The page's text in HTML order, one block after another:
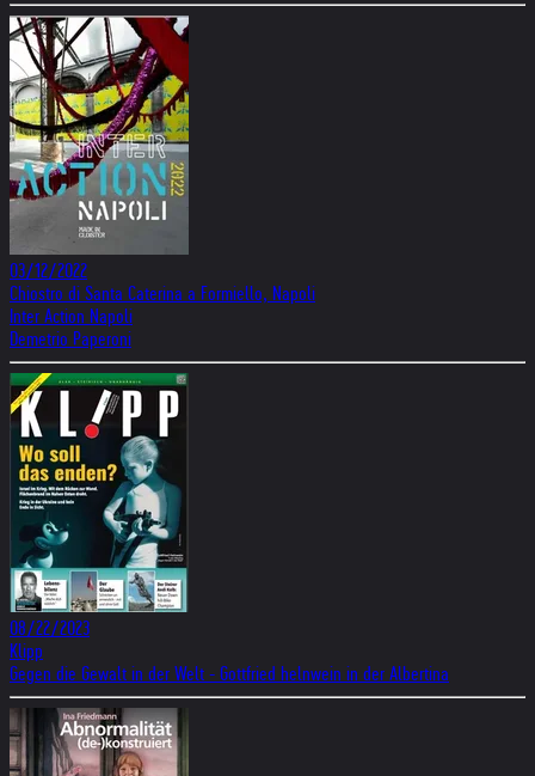
03/12/2022
Chiostro di Santa Caterina a Formiello, Napoli
Inter Action Napoli
Demetrio Paperoni
08/22/2023
Klipp
Gegen die Gewalt in der Welt - Gottfried helnwein in der Albertina